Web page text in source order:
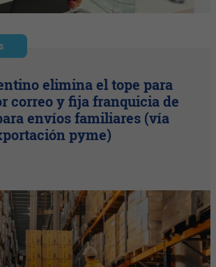
elimina el tope para
correo y fija franquicia de
envíos familiares (vía
pyme)